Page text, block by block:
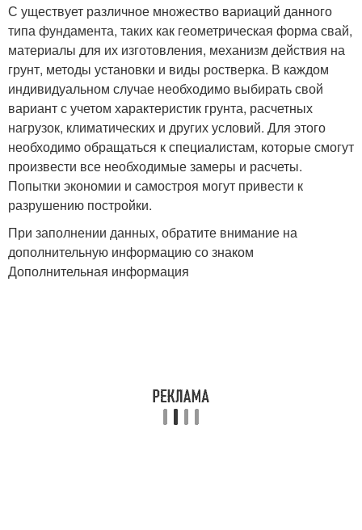
С уществует различное множество вариаций данного
типа фундамента, таких как геометрическая форма свай,
материалы для их изготовления, механизм действия на
грунт, методы установки и виды ростверка. В каждом
индивидуальном случае необходимо выбирать свой
вариант с учетом характеристик грунта, расчетных
нагрузок, климатических и других условий. Для этого
необходимо обращаться к специалистам, которые смогут
произвести все необходимые замеры и расчеты.
Попытки экономии и самостроя могут привести к
разрушению постройки.
При заполнении данных, обратите внимание на
дополнительную информацию со знаком
Дополнительная информация